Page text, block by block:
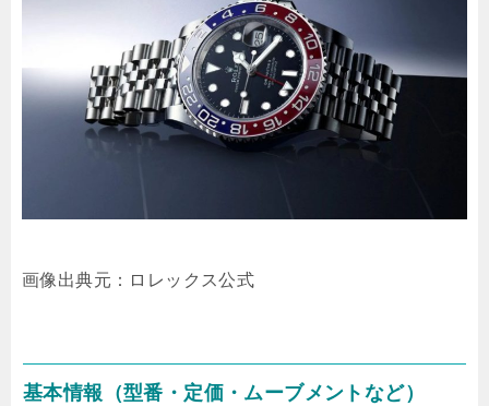
画像出典元：ロレックス公式
基本情報（型番・定価・ムーブメントなど）